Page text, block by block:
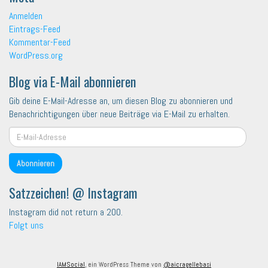
Anmelden
Eintrags-Feed
Kommentar-Feed
WordPress.org
Blog via E-Mail abonnieren
Gib deine E-Mail-Adresse an, um diesen Blog zu abonnieren und
Benachrichtigungen über neue Beiträge via E-Mail zu erhalten.
E-
Mail-
Adresse
Abonnieren
Satzzeichen! @ Instagram
Instagram did not return a 200.
Folgt uns
IAMSocial, ein WordPress Theme von @aicragellebasi